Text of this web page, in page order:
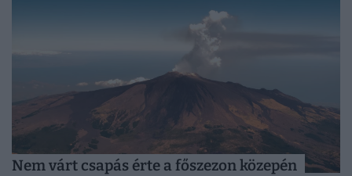
Nem várt csapás érte a főszezon közepén